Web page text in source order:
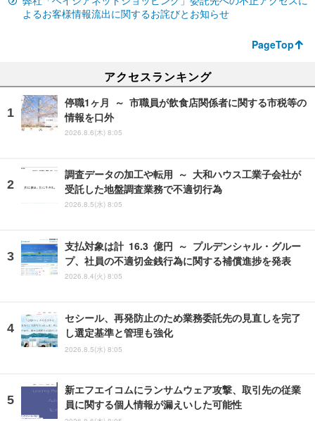
よるお客様情報流出に関するお詫びとお知らせ
PageTop
アクセスランキング
停職1ヶ月 ～ 市職員が飲食店関係者に関する市税等の
情報を口外
2026.8.6(木) 8:05
調査データの加工や転用 ～ 大和ハウス工業子会社が
受託した地盤調査業務で不適切行為
2026.8.5(水) 8:05
支払対象は計 16.3 億円 ～ プルデンシャル・グルー
プ、社員の不適切金銭行為に関する補償進捗を発表
2026.8.4(火) 8:05
セシール、再発防止のため業務委託先の見直しを完了
し選定基準と管理も強化
2026.8.5(水) 8:05
新エフエイコムにランサムウェア攻撃、取引先の従業
員に関する個人情報が漏えいした可能性